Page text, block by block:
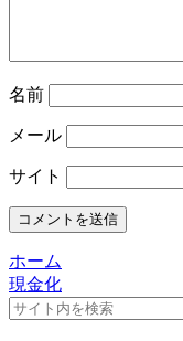
名前
メール
サイト
ホーム
現金化